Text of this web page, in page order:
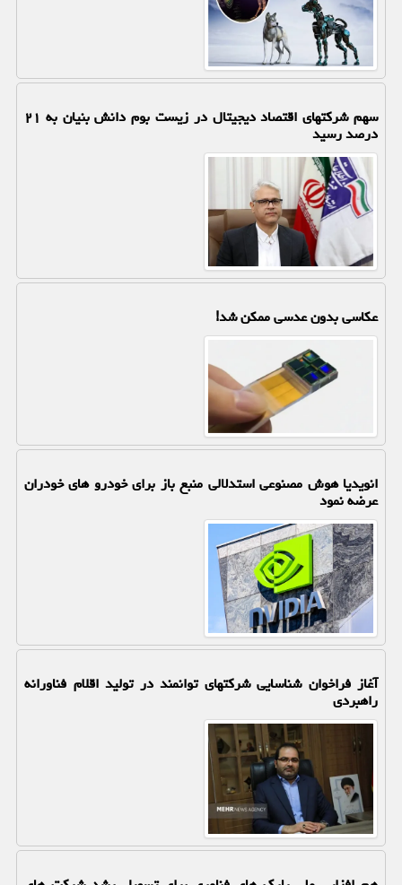
سهم شرکتهای اقتصاد دیجیتال در زیست بوم دانش بنیان به ۲۱
درصد رسید
عکاسی بدون عدسی ممکن شد!
انویدیا هوش مصنوعی استدلالی منبع باز برای خودرو های خودران
عرضه نمود
آغاز فراخوان شناسایی شرکتهای توانمند در تولید اقلام فناورانه
راهبردی